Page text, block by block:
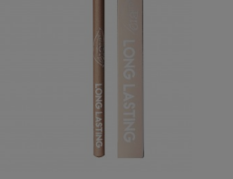
favorite_border